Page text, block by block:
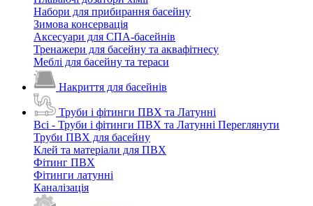
Набори для прибирання басейну
Зимова консервація
Аксесуари для СПА-басейнів
Тренажери для басейну та аквафітнесу
Меблі для басейну та тераси
Накриття для басейнів
Труби і фітинги ПВХ та Латунні
Всі - Труби і фітинги ПВХ та Латунні Переглянути
Труби ПВХ для басейну
Клей та матеріали для ПВХ
Фітинг ПВХ
Фітинги латунні
Каналізація